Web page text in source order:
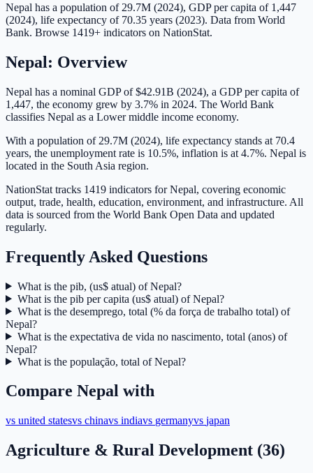
Nepal has a population of 29.7M (2024), GDP per capita of 1,447
(2024), life expectancy of 70.35 years (2023). Data from World
Bank. Browse 1419+ indicators on NationStat.
Nepal: Overview
Nepal has a nominal GDP of $42.91B (2024), a GDP per capita of
1,447, the economy grew by 3.7% in 2024. The World Bank
classifies Nepal as a Lower middle income economy.
With a population of 29.7M (2024), life expectancy stands at 70.4
years, the unemployment rate is 10.5%, inflation is at 4.7%. Nepal is
located in the South Asia region.
NationStat tracks 1419 indicators for Nepal, covering economic
output, trade, health, education, environment, and infrastructure. All
data is sourced from the World Bank Open Data and updated
regularly.
Frequently Asked Questions
What is the pib, (us$ atual) of Nepal?
What is the pib per capita (us$ atual) of Nepal?
What is the desemprego, total (% da força de trabalho total) of
Nepal?
What is the expectativa de vida no nascimento, total (anos) of
Nepal?
What is the população, total of Nepal?
Compare Nepal with
vs united statesvs chinavs indiavs germanyvs japan
Agriculture & Rural Development (36)